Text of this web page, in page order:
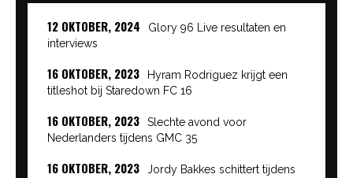
12 OKTOBER, 2024
Glory 96 Live resultaten en
interviews
16 OKTOBER, 2023
Hyram Rodriguez krijgt een
titleshot bij Staredown FC 16
16 OKTOBER, 2023
Slechte avond voor
Nederlanders tijdens GMC 35
16 OKTOBER, 2023
Jordy Bakkes schittert tijdens